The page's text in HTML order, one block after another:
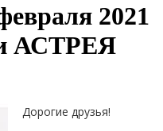
2021
АСТРЕЯ
Дорогие друзья!